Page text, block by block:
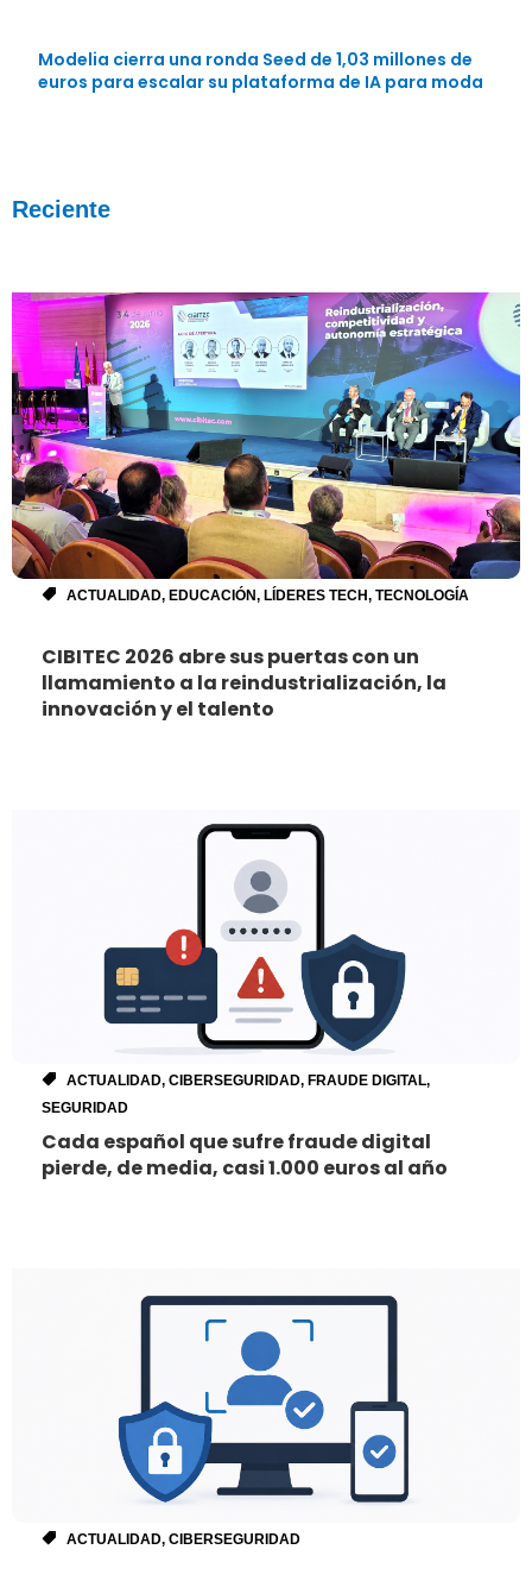
Modelia cierra una ronda Seed de 1,03 millones de
euros para escalar su plataforma de IA para moda
Reciente
ACTUALIDAD, EDUCACIÓN, LÍDERES TECH, TECNOLOGÍA
CIBITEC 2026 abre sus puertas con un
llamamiento a la reindustrialización, la
innovación y el talento
ACTUALIDAD, CIBERSEGURIDAD, FRAUDE DIGITAL,
SEGURIDAD
Cada español que sufre fraude digital
pierde, de media, casi 1.000 euros al año
ACTUALIDAD, CIBERSEGURIDAD